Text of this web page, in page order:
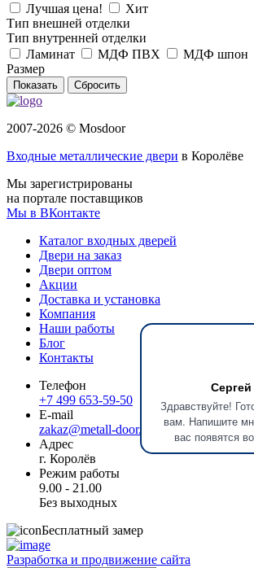
Сергей
Здравствуйте!
вам. Напишите
вас появятся
Лучшая цена!
Хит
Тип внешней отделки
Тип внутренней отделки
Ламинат
МДФ ПВХ
МДФ шпон
Размер
Сбросить
2007-2026 © Mosdoor
Входные металлические двери в Королёве
Мы зарегистрированы
на портале поставщиков
Мы в ВКонтакте
Каталог входных дверей
Двери на заказ
Двери оптом
Акции
Доставка и установка
Компания
Наши работы
Блог
Контакты
Телефон
+7 499 653-59-50
E-mail
zakaz@metall-door.ru
Адрес
г. Королёв
Режим работы
9.00 - 21.00
Без выходных
Бесплатный замер
Разработка и продвижение сайта